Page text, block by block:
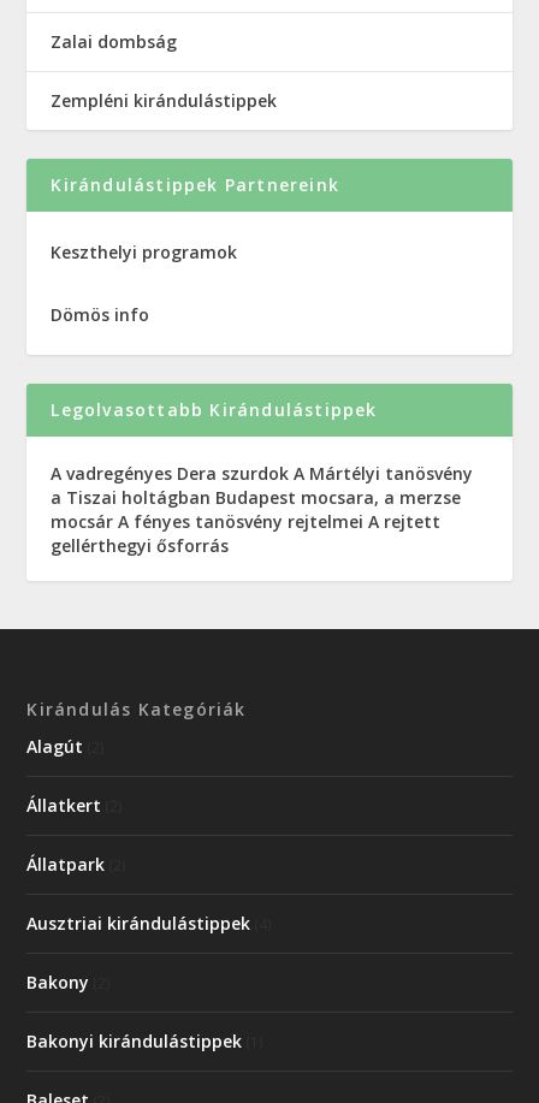
Zalai dombság
Zempléni kirándulástippek
Kirándulástippek Partnereink
Keszthelyi programok
Dömös info
Legolvasottabb Kirándulástippek
A vadregényes Dera szurdok A Mártélyi tanösvény
a Tiszai holtágban Budapest mocsara, a merzse
mocsár A fényes tanösvény rejtelmei A rejtett
gellérthegyi ősforrás
Kirándulás Kategóriák
Alagút
Állatkert
Állatpark
Ausztriai kirándulástippek
Bakony
Bakonyi kirándulástippek